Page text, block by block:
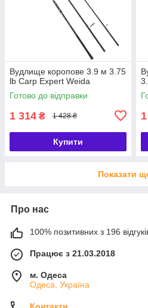
Вудлище коропове 3.9 м 3.75
lb Carp Expert Weida
Готово до відправки
1 314 ₴ 1 428 ₴
Купити
Показати
Про нас
100% позитивних з 196
Працює з 21.03.2018
м. Одеса
Одеса, Україна